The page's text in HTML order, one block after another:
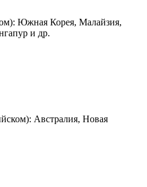
Южная Корея, Малайзия,
и др.
Австралия, Новая